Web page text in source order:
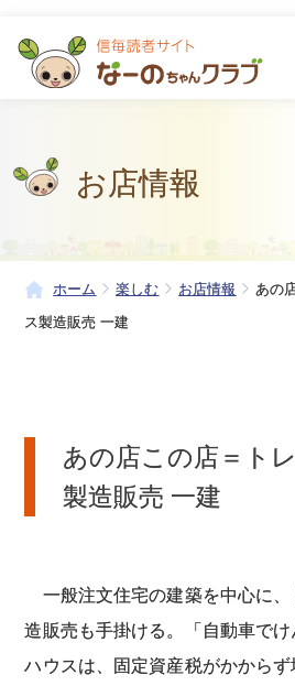
お店情報
ホーム 楽しむ お店情報
あの
ス製造販売 一建
あの店この店＝ト
製造販売 一建
一般注文住宅の建築を中心に
造販売も手掛ける。「自動車で
ハウスは、固定資産税がかから